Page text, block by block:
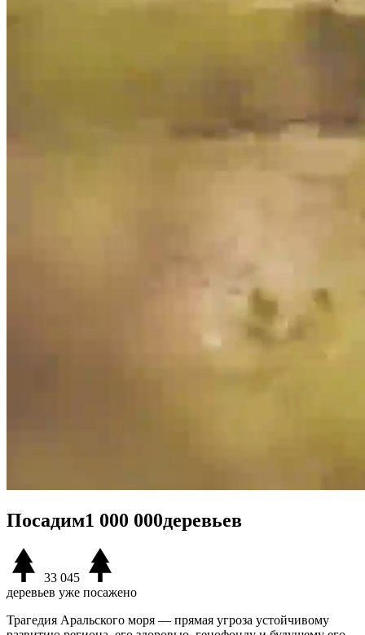
Посадим1 000 000деревьев
33 045
деревьев уже посажено
Трагедия Аральского моря — прямая угроза устойчивому